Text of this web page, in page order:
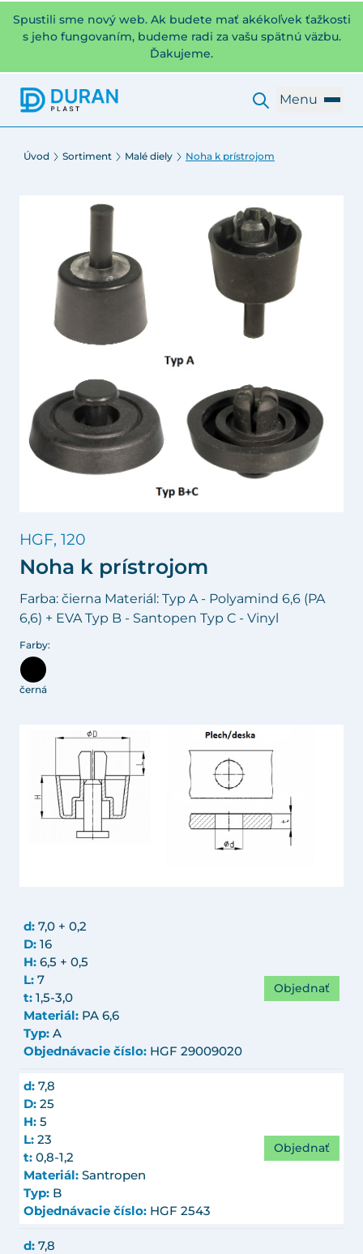
Spustili sme nový web. Ak budete mať akékoľvek ťažkosti
s jeho fungovaním, budeme radi za vašu spätnú väzbu.
Ďakujeme.
Menu
Úvod Sortiment Malé diely Noha k prístrojom
HGF, 120
Noha k prístrojom
Farba: čierna Materiál: Typ A - Polyamind 6,6 (PA
6,6) + EVA Typ B - Santopen Typ C - Vinyl
Farby:
černá
d: 7,0 + 0,2
D: 16
H: 6,5 + 0,5
L: 7
t: 1,5-3,0
Materiál: PA 6,6
Typ: A
Objednávacie číslo: HGF 29009020
Objednať
d: 7,8
D: 25
H: 5
L: 23
t: 0,8-1,2
Materiál: Santropen
Typ: B
Objednávacie číslo: HGF 2543
Objednať
d: 7,8